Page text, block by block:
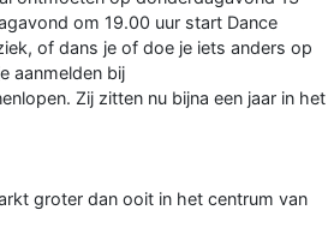
om 19.00 uur start Dance
of dans je of doe je iets anders op
aanmelden bij
Zij zitten nu bijna een jaar in het
groter dan ooit in het centrum van